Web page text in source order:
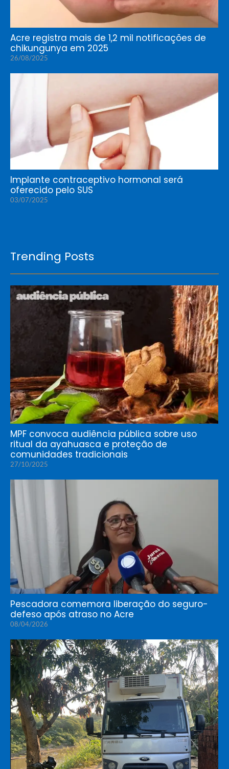
Acre registra mais de 1,2 mil notificações de
chikungunya em 2025
26/08/2025
Implante contraceptivo hormonal será
oferecido pelo SUS
03/07/2025
Trending Posts
MPF convoca audiência pública sobre uso
ritual da ayahuasca e proteção de
comunidades tradicionais
27/10/2025
Pescadora comemora liberação do seguro-
defeso após atraso no Acre
08/04/2026